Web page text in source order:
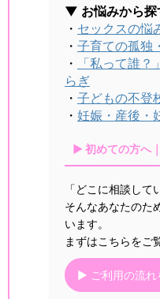
▼ お悩みから探
・ セックスの悩
・ 子育ての孤独
・
「私って誰
らぎ
・ 子どもの不登
・ 妊娠・産後・
▶ 初めての方へ
「どこに相談して
そんなあなたのた
います。
まずはこちらをご
▶ ご利用の流れ